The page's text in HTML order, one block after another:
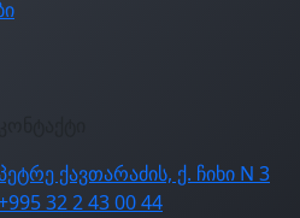
ქავთარაძის, ქ. ჩიხი N 3
32 2 43 00 44